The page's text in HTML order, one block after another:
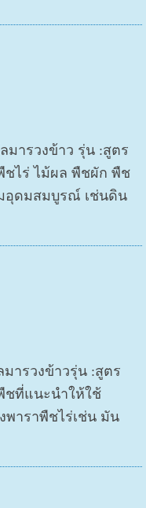
มารวงข้าว รุ่น :สูตร
ชไร่ ไม้ผล พืชผัก พืช
อุดมสมบูรณ์ เช่นดิน
มารวงข้าวรุ่น :สูตร
ชที่แนะนำให้ใช้
พาราพืชไร่เช่น มัน